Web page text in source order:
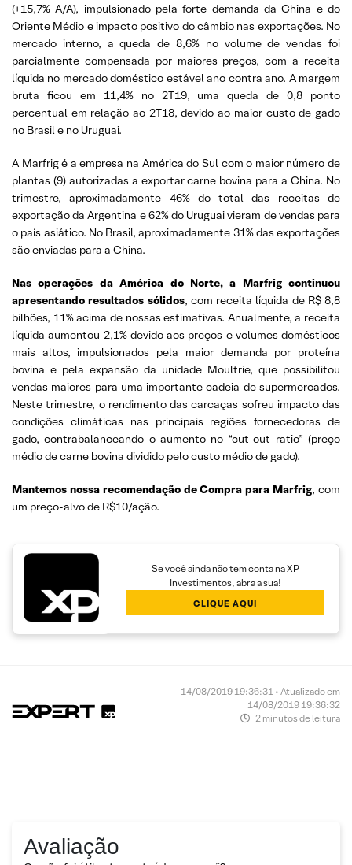
(+15,7% A/A), impulsionado pela forte demanda da China e do
Oriente Médio e impacto positivo do câmbio nas exportações. No
mercado interno, a queda de 8,6% no volume de vendas foi
parcialmente compensada por maiores preços, com a receita
líquida no mercado doméstico estável ano contra ano. A margem
bruta ficou em 11,4% no 2T19, uma queda de 0,8 ponto
percentual em relação ao 2T18, devido ao maior custo de gado
no Brasil e no Uruguai.
A Marfrig é a empresa na América do Sul com o maior número de
plantas (9) autorizadas a exportar carne bovina para a China. No
trimestre, aproximadamente 46% do total das receitas de
exportação da Argentina e 62% do Uruguai vieram de vendas para
o país asiático. No Brasil, aproximadamente 31% das exportações
são enviadas para a China.
Nas operações da América do Norte, a Marfrig continuou
apresentando resultados sólidos, com receita líquida de R$ 8,8
bilhões, 11% acima de nossas estimativas. Anualmente, a receita
líquida aumentou 2,1% devido aos preços e volumes domésticos
mais altos, impulsionados pela maior demanda por proteína
bovina e pela expansão da unidade Moultrie, que possibilitou
vendas maiores para uma importante cadeia de supermercados.
Neste trimestre, o rendimento das carcaças sofreu impacto das
condições climáticas nas principais regiões fornecedoras de
gado, contrabalanceando o aumento no “cut-out ratio” (preço
médio de carne bovina dividido pelo custo médio de gado).
Mantemos nossa recomendação de Compra para Marfrig, com
um preço-alvo de R$10/ação.
Se você ainda não tem conta na XP
Investimentos, abra a sua!
CLIQUE AQUI
14/08/2019 19:36:31 • Atualizado em
14/08/2019 19:36:32
2 minutos de leitura
Avaliação